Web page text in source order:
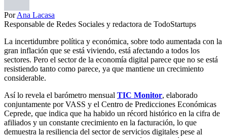
PorAna Lacasa
Responsable de Redes Sociales y redactora de TodoStartups
La incertidumbre política y económica, sobre todo aumentada con la
gran inflación que se está viviendo, está afectando a todos los
sectores. Pero el sector de la economía digital parece que no se está
resistiendo tanto como parece, ya que mantiene un crecimiento
considerable.
Así lo revela el barómetro mensual TIC Monitor, elaborado
conjuntamente por VASS y el Centro de Predicciones Económicas
Ceprede, que indica que ha habido un récord histórico en la cifra de
afiliados y un constante crecimiento en la facturación, lo que
demuestra la resiliencia del sector de servicios digitales pese al